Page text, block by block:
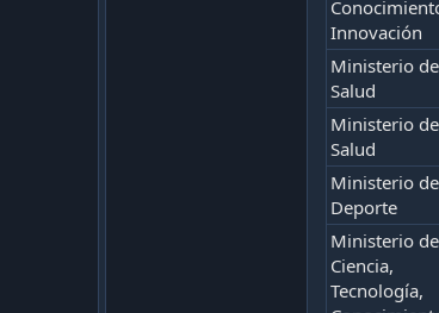
Innovación
Ministerio de
Salud
Ministerio de
Salud
Ministerio
Deporte
Ministerio de
Ciencia,
Tecnología,